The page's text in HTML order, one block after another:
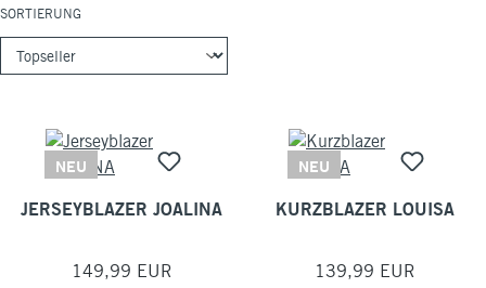
SORTIERUNG
NEU
JERSEYBLAZER JOALINA
149,99 EUR
NEU
KURZBLAZER LOUISA
139,99 EUR